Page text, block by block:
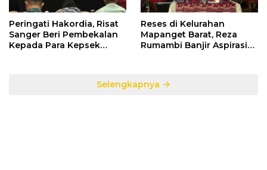
Peringati Hakordia, Risat
Sanger Beri Pembekalan
Kepada Para Kepsek
Reses di Kelurahan
Mapanget Barat, Reza
Rumambi Banjir Aspirasi
Selengkapnya